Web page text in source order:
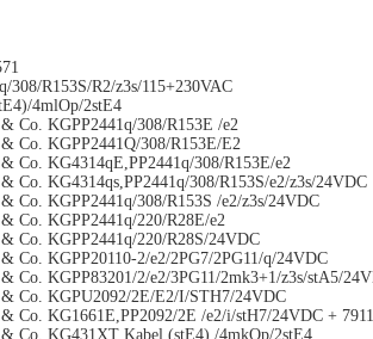
308/R153S/R2/z3s/115+230VAC
4mlOp/2stE4
Co. KGPP2441q/308/R153E /e2
Co. KGPP2441Q/308/R153E/E2
Co. KG4314qE,PP2441q/308/R153E/e2
Co. KG4314qs,PP2441q/308/R153S/e2/z3s/24VDC
Co. KGPP2441q/308/R153S /e2/z3s/24VDC
Co. KGPP2441q/220/R28E/e2
Co. KGPP2441q/220/R28S/24VDC
Co. KGPP20110-2/e2/2PG7/2PG11/q/24VDC
Co. KGPP83201/2/e2/3PG11/2mk3+1/z3s/stA5/
Co. KGPU2092/2E/E2/I/STH7/24VDC
Co. KG1661E,PP2092/2E /e2/i/stH7/24VDC +
Co. KG431XT Kabel (stE4) /4mkOp/2stE4